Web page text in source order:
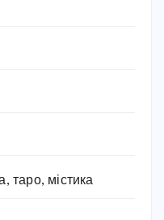
таро, містика